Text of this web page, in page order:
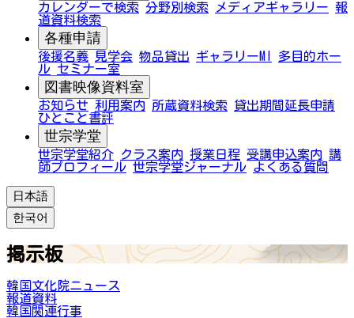
カレンダーで検索 分野別検索 メディアギャラリー 報
道資料検索
各種申請
後援名義 見学会 物品貸出 ギャラリーMI
多目的ホー
ル セミナー室
図書映像資料室
お知らせ 利用案内 所蔵資料検索
貸出期間延長申請
ひとこと書評
世宗学堂
世宗学堂紹介 クラス案内 授業日程 受講申込案内 講
師プロフィール 世宗学堂ジャーナル よくある質問
日本語
한국어
掲示板
韓国文化院ニュース
報道資料
韓国関連行事